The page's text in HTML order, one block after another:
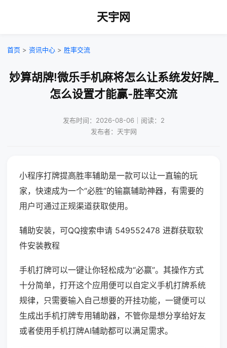
天宇网
首页 > 资讯中心 > 胜率交流
妙算胡牌!微乐手机麻将怎么让系统发好牌_
怎么设置才能赢-胜率交流
发布时间：2026-08-06｜阅读：2
发布者：天宇网
小程序打牌提高胜率辅助是一款可以让一直输的玩
家，快速成为一个“必胜”的输赢辅助神器，有需要的
用户可通过正规渠道获取使用。
辅助安装，可QQ搜索申请 549552478 进群获取软
件安装教程
手机打牌可以一键让你轻松成为“必赢”。其操作方式
十分简单，打开这个应用便可以自定义手机打牌系统
规律，只需要输入自己想要的开挂功能，一键便可以
生成出手机打牌专用辅助器，不管你是想分享给好友
或者使用手机打牌AI辅助都可以满足需求。